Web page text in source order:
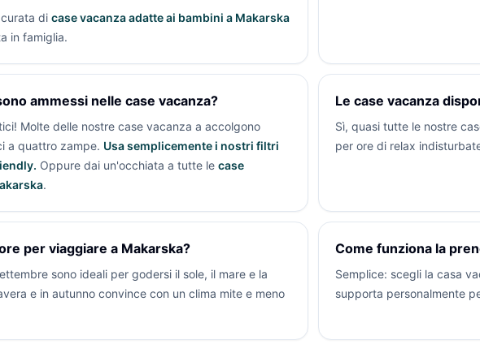
di case vacanza adatte ai bambini a Makarska
in famiglia.
ammessi nelle case vacanza?
Molte delle nostre case vacanza a accolgono
a quattro zampe. Usa semplicemente i nostri filtri
Oppure dai un'occhiata a tutte le case
.
Le case vacanza
Sì, quasi tutte le nostre
per ore di relax
per viaggiare a Makarska?
sono ideali per godersi il sole, il mare e la
e in autunno convince con un clima mite e meno
Come funziona la
Semplice: scegli la casa
supporta personalmente